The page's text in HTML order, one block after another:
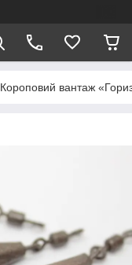
Короповий вантаж